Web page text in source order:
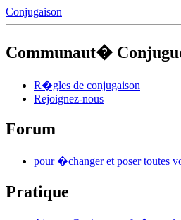
Conjugaison
Communaut�
R�gles de conjugaison
Rejoignez-nous
Forum
pour �changer et poser toutes
Pratique